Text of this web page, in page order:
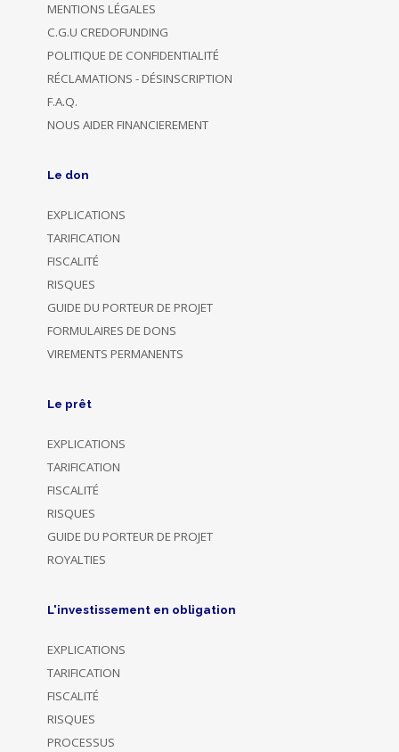
MENTIONS LÉGALES
C.G.U CREDOFUNDING
POLITIQUE DE CONFIDENTIALITÉ
RÉCLAMATIONS - DÉSINSCRIPTION
F.A.Q.
NOUS AIDER FINANCIEREMENT
Le don
EXPLICATIONS
TARIFICATION
FISCALITÉ
RISQUES
GUIDE DU PORTEUR DE PROJET
FORMULAIRES DE DONS
VIREMENTS PERMANENTS
Le prêt
EXPLICATIONS
TARIFICATION
FISCALITÉ
RISQUES
GUIDE DU PORTEUR DE PROJET
ROYALTIES
L'investissement en obligation
EXPLICATIONS
TARIFICATION
FISCALITÉ
RISQUES
PROCESSUS